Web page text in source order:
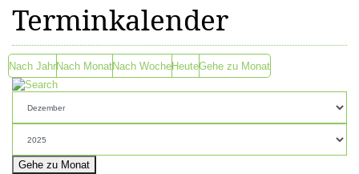
Terminkalender
Nach JahrNach MonatNach WocheHeuteGehe zu Monat
Gehe zu Monat